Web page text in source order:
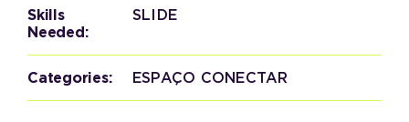
Skills
Needed:
SLIDE
Categories: ESPAÇO CONECTAR